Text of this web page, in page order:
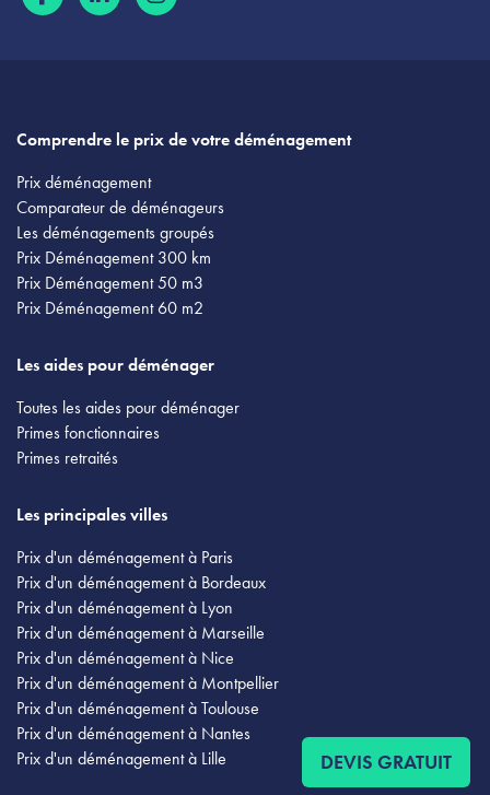
Comprendre le prix de votre déménagement
Prix déménagement
Comparateur de déménageurs
Les déménagements groupés
Prix Déménagement 300 km
Prix Déménagement 50 m3
Prix Déménagement 60 m2
Les aides pour déménager
Toutes les aides pour déménager
Primes fonctionnaires
Primes retraités
Les principales villes
Prix d'un déménagement à Paris
Prix d'un déménagement à Bordeaux
Prix d'un déménagement à Lyon
Prix d'un déménagement à Marseille
Prix d'un déménagement à Nice
Prix d'un déménagement à Montpellier
Prix d'un déménagement à Toulouse
Prix d'un déménagement à Nantes
Prix d'un déménagement à Lille
DEVIS GRATUIT